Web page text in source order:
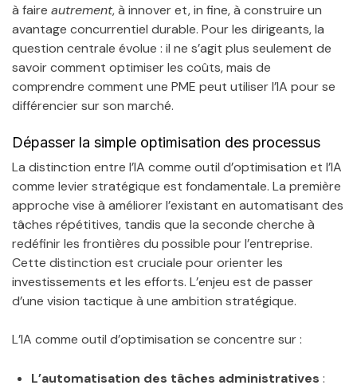
à faire autrement, à innover et, in fine, à construire un
avantage concurrentiel durable. Pour les dirigeants, la
question centrale évolue : il ne s’agit plus seulement de
savoir comment optimiser les coûts, mais de
comprendre comment une PME peut utiliser l’IA pour se
différencier sur son marché.
Dépasser la simple optimisation des processus
La distinction entre l’IA comme outil d’optimisation et l’IA
comme levier stratégique est fondamentale. La première
approche vise à améliorer l’existant en automatisant des
tâches répétitives, tandis que la seconde cherche à
redéfinir les frontières du possible pour l’entreprise.
Cette distinction est cruciale pour orienter les
investissements et les efforts. L’enjeu est de passer
d’une vision tactique à une ambition stratégique.
L’IA comme outil d’optimisation se concentre sur :
L’automatisation des tâches administratives :